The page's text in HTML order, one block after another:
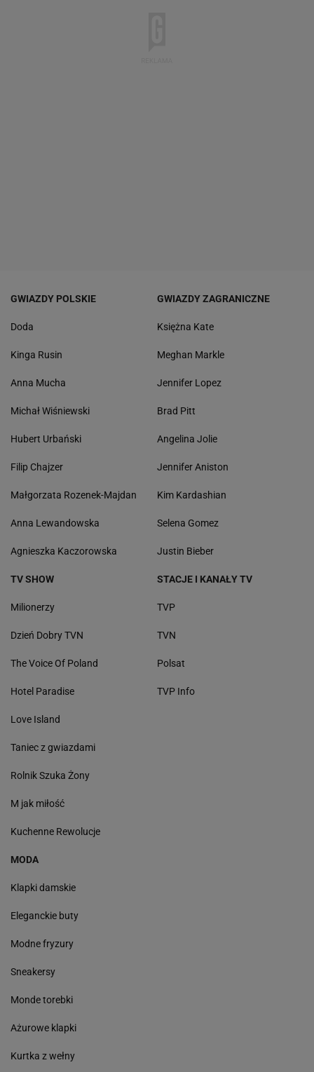
GWIAZDY POLSKIE
Doda
Kinga Rusin
Anna Mucha
Michał Wiśniewski
Hubert Urbański
Filip Chajzer
Małgorzata Rozenek-Majdan
Anna Lewandowska
Agnieszka Kaczorowska
GWIAZDY ZAGRANICZNE
Księżna Kate
Meghan Markle
Jennifer Lopez
Brad Pitt
Angelina Jolie
Jennifer Aniston
Kim Kardashian
Selena Gomez
Justin Bieber
TV SHOW
Milionerzy
Dzień Dobry TVN
The Voice Of Poland
Hotel Paradise
Love Island
Taniec z gwiazdami
Rolnik Szuka Żony
M jak miłość
Kuchenne Rewolucje
STACJE I KANAŁY TV
TVP
TVN
Polsat
TVP Info
MODA
Klapki damskie
Eleganckie buty
Modne fryzury
Sneakersy
Monde torebki
Ażurowe klapki
Kurtka z wełny